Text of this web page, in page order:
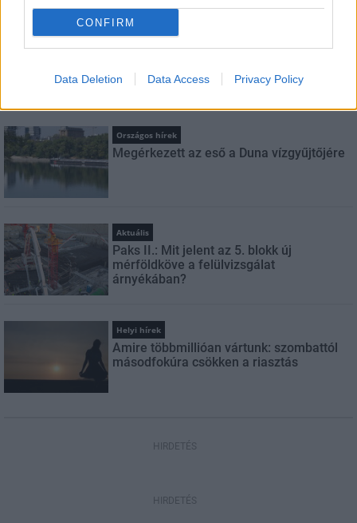
CONFIRM
Data Deletion Data Access Privacy Policy
Országos hírek
Megérkezett az eső a Duna vízgyűjtőjére
Aktuális
Paks II.: Mit jelent az 5. blokk új
mérföldköve a felülvizsgálat
árnyékában?
Helyi hírek
Amire többmillióan vártunk: szombattól
másodfokúra csökken a riasztás
HIRDETÉS
HIRDETÉS